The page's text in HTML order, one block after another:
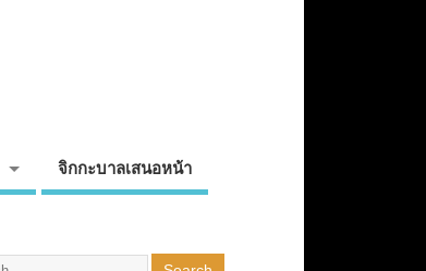
จิกกะบาลเสนอหน้า